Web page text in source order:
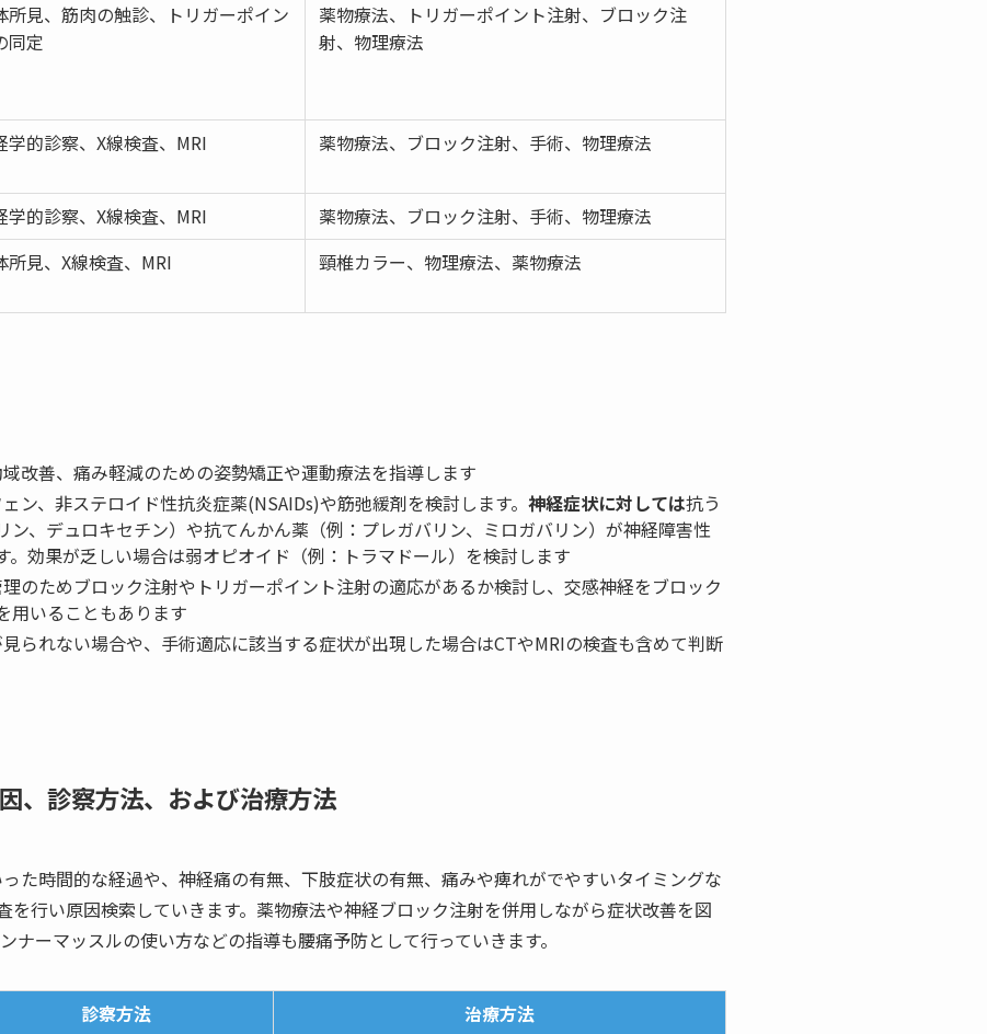
所見、筋肉の触診、トリガーポイン
同定
薬物療法、トリガーポイント注射、ブロック注
射、物理療法
学的診察、X線検査、MRI 薬物療法、ブロック注射、手術、物理療法
学的診察、X線検査、MRI
薬物療法、ブロック注射、手術、物理療法
所見、X線検査、MRI 頸椎カラー、物理療法、薬物療法
改善、痛み軽減のための姿勢矯正や運動療法を指導します
ン、非ステロイド性抗炎症薬(NSAIDs)や筋弛緩剤を検討します。 神経症状に対しては抗う
ン、デュロキセチン）や抗てんかん薬（例：プレガバリン、ミロガバリン）が神経障害性
。効果が乏しい場合は弱オピオイド（例：トラマドール）を検討します
のためブロック注射やトリガーポイント注射の適応があるか検討し、交感神経をブロック
用いることもあります
られない場合や、手術適応に該当する症状が出現した場合はCTやMRIの検査も含めて判断
、診察方法、および治療方法
た時間的な経過や、神経痛の有無、下肢症状の有無、痛みや痺れがでやすいタイミングな
を行い原因検索していきます。薬物療法や神経ブロック注射を併用しながら症状改善を図
ナーマッスルの使い方などの指導も腰痛予防として行っていきます。
診察方法
治療方法